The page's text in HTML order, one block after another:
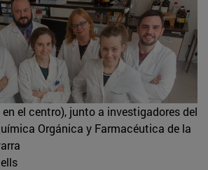
el centro), junto a investigadores del
Orgánica y Farmacéutica de la